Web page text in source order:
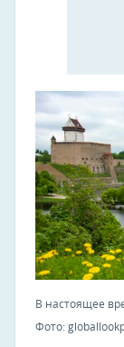
В настоящее
Фото: